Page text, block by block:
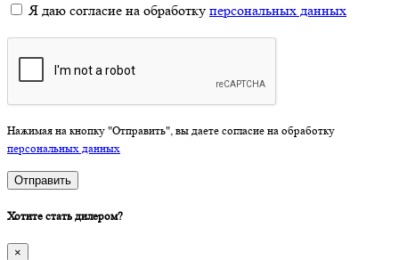
Я даю согласие на обработку персональных данных
Нажимая на кнопку "Отправить", вы даете согласие на обработку
персональных данных
Отправить
Хотите стать дилером?
×